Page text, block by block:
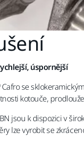
úspornější
se
kotouče,
jsou k dispozici v
lze vyrobit se